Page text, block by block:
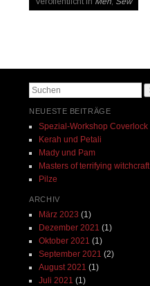
Suchen
NEUESTE BEITRÄGE
Spezial-Workshop Coverlock
Kerah und Petali
Mady und Pam
Masters of terrifying witchcraft
Pilze
ARCHIV
März 2023 (1)
Dezember 2021 (1)
Oktober 2021 (1)
September 2021 (2)
August 2021 (1)
Juli 2021 (1)